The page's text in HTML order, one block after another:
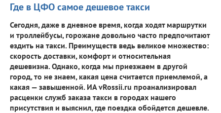
Где в ЦФО самое дешевое такси
Сегодня, даже в дневное время, когда ходят маршрутки
и троллейбусы, горожане довольно часто предпочитают
ездить на такси. Преимуществ ведь великое множество:
скорость доставки, комфорт и относительная
дешевизна. Однако, когда мы приезжаем в другой
город, то не знаем, какая цена считается приемлемой, а
какая — завышенной. ИА vRossii.ru проанализировал
расценки служб заказа такси в городах нашего
присутствия и выяснил, где поездка обойдется дешевле.